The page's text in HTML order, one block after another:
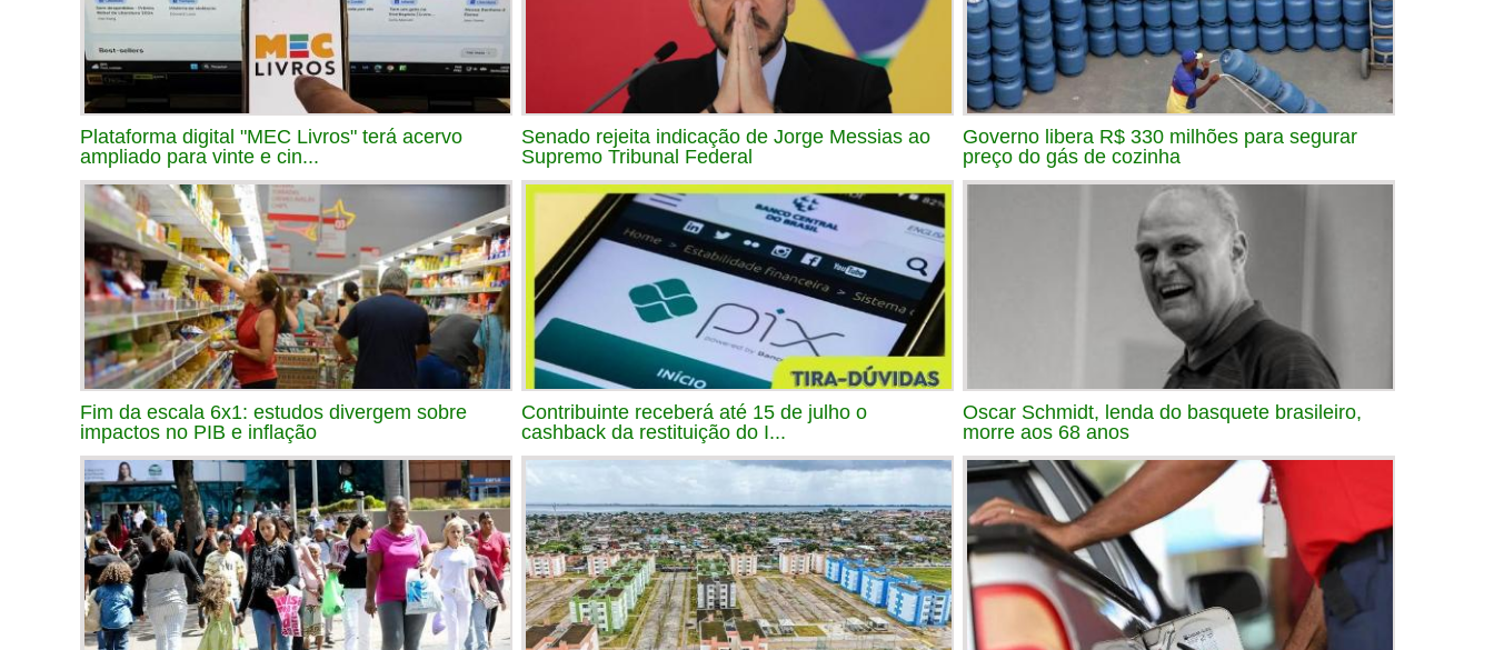
Plataforma digital "MEC Livros" terá acervo
ampliado para vinte e cin...
Senado rejeita indicação de Jorge Messias ao
Supremo Tribunal Federal
Governo libera R$ 330 milhões para segurar
preço do gás de cozinha
Fim da escala 6x1: estudos divergem sobre
impactos no PIB e inflação
Contribuinte receberá até 15 de julho o
cashback da restituição do I...
Oscar Schmidt, lenda do basquete brasileiro,
morre aos 68 anos